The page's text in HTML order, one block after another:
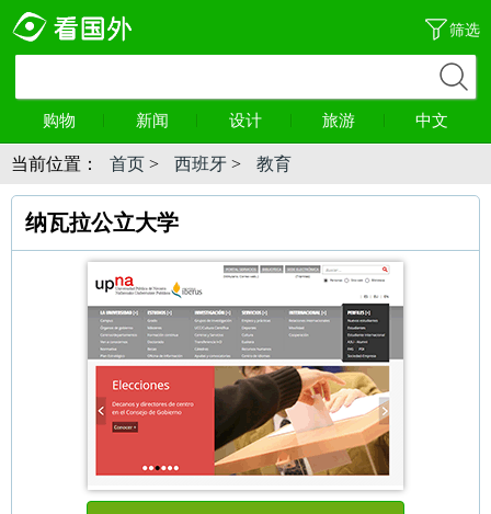
筛选
购物 新闻 设计 旅游 中文
当前位置： 首页 > 西班牙 > 教育
纳瓦拉公立大学